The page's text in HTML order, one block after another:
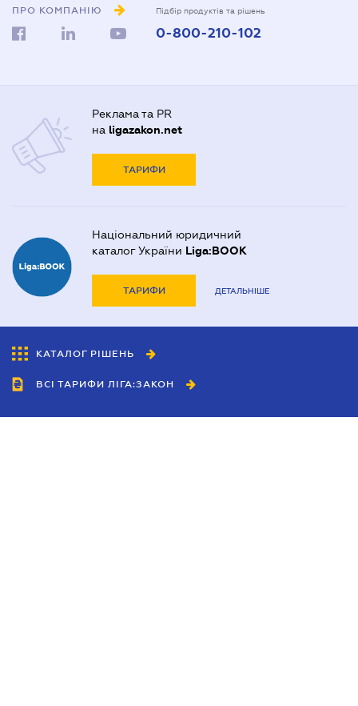
ПРО КОМПАНІЮ Підбір продуктів та рішень
0-800-210-102
Реклама та PR
на ligazakon.net
ТАРИФИ
Національний юридичний
каталог України Liga:BOOK
ТАРИФИ ДЕТАЛЬНІШЕ
КАТАЛОГ РІШЕНЬ
ВСІ ТАРИФИ ЛІГА:ЗАКОН